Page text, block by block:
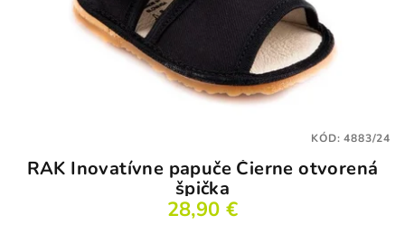
RAK Inovatívne papuče Čierne otvorená
špička
28,90 €
KÓD:4883/24